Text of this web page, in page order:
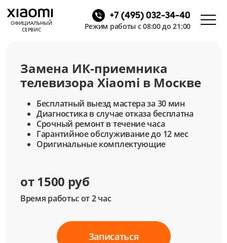
ОФИЦИАЛЬНЫЙ
СЕРВИС
+7 (495) 032-34-40
Режим работы с 08:00 до 21:00
Замена ИК-приемника
телевизора Xiaomi в Москве
Бесплатный выезд мастера за 30 мин
Диагностика в случае отказа бесплатна
Срочный ремонт в течение часа
Гарантийное обслуживание до 12 мес
Оригинальные комплектующие
от 1500 руб
Время работы: от 2 час
Записаться